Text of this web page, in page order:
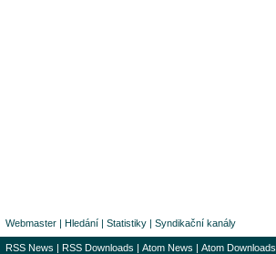
Webmaster | Hledání | Statistiky | Syndikační kanály
RSS News | RSS Downloads | Atom News | Atom Downloads